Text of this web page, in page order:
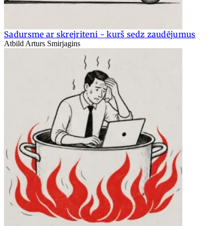
Sadursme ar skrejriteni - kurš sedz zaudējumus
Atbild Arturs Smirjagins